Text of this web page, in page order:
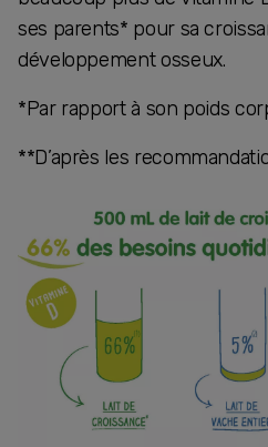
ses parents* pour sa
développement osseux.
*Par rapport à son poids
**D’après les